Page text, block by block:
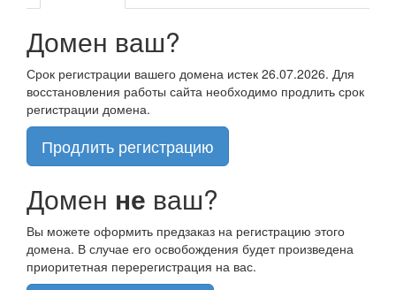
Домен ваш?
Срок регистрации вашего домена истек 26.07.2026. Для
восстановления работы сайта необходимо продлить срок
регистрации домена.
Продлить регистрацию
Домен не ваш?
Вы можете оформить предзаказ на регистрацию этого
домена. В случае его освобождения будет произведена
приоритетная перерегистрация на вас.